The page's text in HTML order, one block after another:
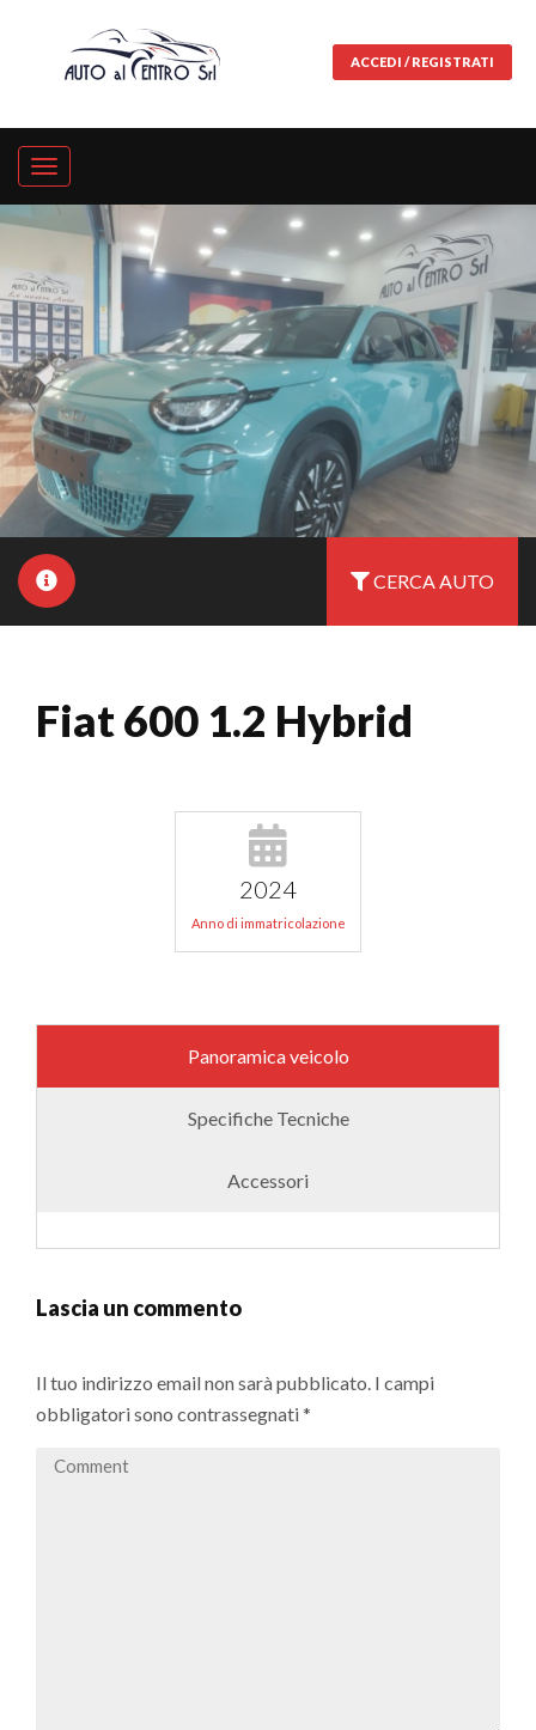
ACCEDI / REGISTRATI
CERCA AUTO
Fiat 600 1.2 Hybrid
2024
Anno di immatricolazione
Panoramica veicolo
Specifiche Tecniche
Accessori
Lascia un commento
Il tuo indirizzo email non sarà pubblicato. I campi
obbligatori sono contrassegnati*